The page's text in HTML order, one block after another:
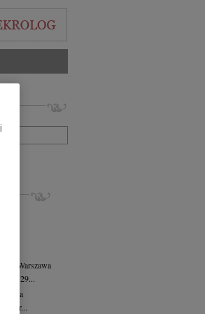
Warszawa
że 29...